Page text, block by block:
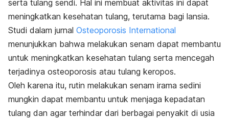
serta tulang sendi. Hal ini membuat aktivitas ini dapat
meningkatkan kesehatan tulang, terutama bagi lansia.
Studi dalam jurnal Osteoporosis International
menunjukkan bahwa melakukan senam dapat membantu
untuk meningkatkan kesehatan tulang serta mencegah
terjadinya osteoporosis atau tulang keropos.
Oleh karena itu, rutin melakukan senam irama sedini
mungkin dapat membantu untuk menjaga kepadatan
tulang dan agar terhindar dari berbagai penyakit di usia